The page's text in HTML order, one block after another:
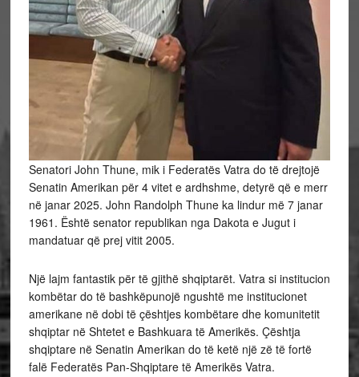
Senatori John Thune, mik i Federatës Vatra do të drejtojë
Senatin Amerikan për 4 vitet e ardhshme, detyrë që e merr
në janar 2025. John Randolph Thune ka lindur më 7 janar
1961. Është senator republikan nga Dakota e Jugut i
mandatuar që prej vitit 2005.
Një lajm fantastik për të gjithë shqiptarët. Vatra si institucion
kombëtar do të bashkëpunojë ngushtë me institucionet
amerikane në dobi të çështjes kombëtare dhe komunitetit
shqiptar në Shtetet e Bashkuara të Amerikës. Çështja
shqiptare në Senatin Amerikan do të ketë një zë të fortë
falë Federatës Pan-Shqiptare të Amerikës Vatra.